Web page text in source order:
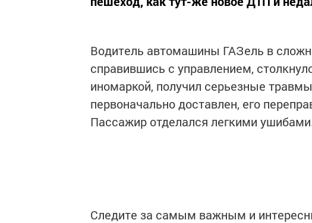
Водитель автомашины ГАЗель в
справившись с управлением,
иномаркой, получил серьезные
первоначально доставлен, его
Пассажир отделался легкими
Следите за самым важным и